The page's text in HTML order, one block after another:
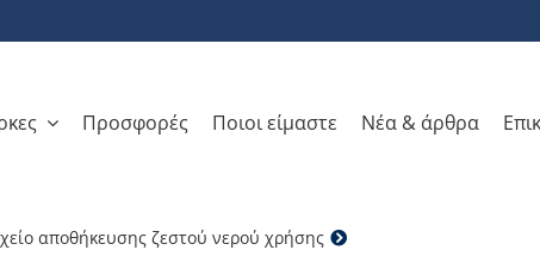
Προσφορές Ποιοι είμαστε Νέα & άρθρα
αποθήκευσης ζεστού νερού χρήσης